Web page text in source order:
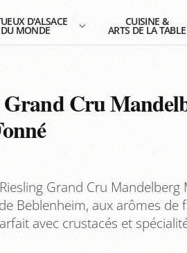
D'ALSACE
MONDE
CUISINE &
ARTS DE LA TABLE
Cru
Grand Cru Mandelberg
Beblenheim, aux arômes de
avec crustacés et